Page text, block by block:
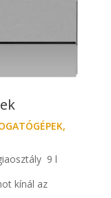
,
9 l
kínál az